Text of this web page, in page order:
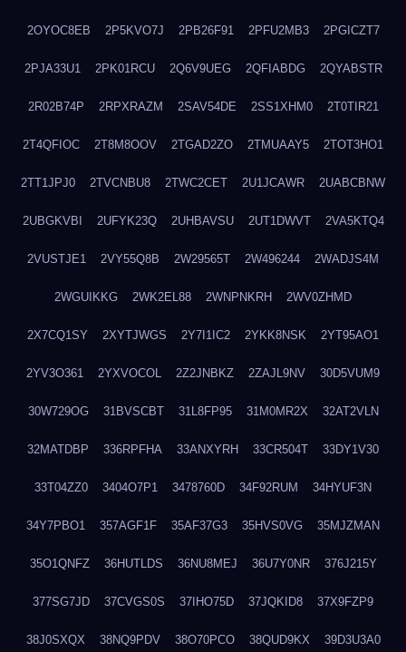
2OYOC8EB 2P5KVO7J 2PB26F91 2PFU2MB3 2PGICZT7
2PJA33U1 2PK01RCU 2Q6V9UEG 2QFIABDG 2QYABSTR
2R02B74P 2RPXRAZM 2SAV54DE 2SS1XHM0 2T0TIR21
2T4QFIOC 2T8M8OOV 2TGAD2ZO 2TMUAAY5 2TOT3HO1
2TT1JPJ0 2TVCNBU8 2TWC2CET 2U1JCAWR 2UABCBNW
2UBGKVBI 2UFYK23Q 2UHBAVSU 2UT1DWVT 2VA5KTQ4
2VUSTJE1 2VY55Q8B 2W29565T 2W496244 2WADJS4M
2WGUIKKG 2WK2EL88 2WNPNKRH 2WV0ZHMD
2X7CQ1SY 2XYTJWGS 2Y7I1IC2 2YKK8NSK 2YT95AO1
2YV3O361 2YXVOCOL 2Z2JNBKZ 2ZAJL9NV 30D5VUM9
30W729OG 31BVSCBT 31L8FP95 31M0MR2X 32AT2VLN
32MATDBP 336RPFHA 33ANXYRH 33CR504T 33DY1V30
33T04ZZ0 3404O7P1 3478760D 34F92RUM 34HYUF3N
34Y7PBO1 357AGF1F 35AF37G3 35HVS0VG 35MJZMAN
35O1QNFZ 36HUTLDS 36NU8MEJ 36U7Y0NR 376J215Y
377SG7JD 37CVGS0S 37IHO75D 37JQKID8 37X9FZP9
38J0SXQX 38NQ9PDV 38O70PCO 38QUD9KX 39D3U3A0